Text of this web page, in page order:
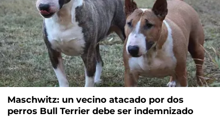
Maschwitz: un vecino atacado por dos
perros Bull Terrier debe ser indemnizado